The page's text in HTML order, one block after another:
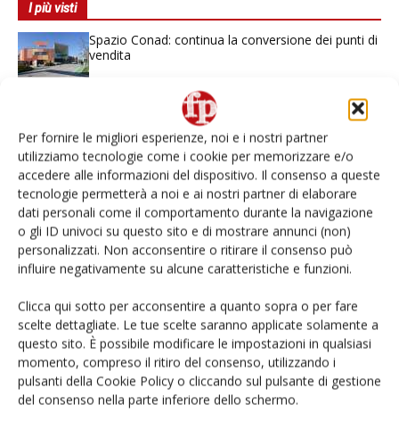
Per fornire le migliori esperienze, noi e i nostri partner
utilizziamo tecnologie come i cookie per memorizzare e/o
accedere alle informazioni del dispositivo. Il consenso a queste
tecnologie permetterà a noi e ai nostri partner di elaborare
dati personali come il comportamento durante la navigazione
o gli ID univoci su questo sito e di mostrare annunci (non)
personalizzati. Non acconsentire o ritirare il consenso può
influire negativamente su alcune caratteristiche e funzioni.
Clicca qui sotto per acconsentire a quanto sopra o per fare
scelte dettagliate. Le tue scelte saranno applicate solamente a
questo sito. È possibile modificare le impostazioni in qualsiasi
momento, compreso il ritiro del consenso, utilizzando i
pulsanti della Cookie Policy o cliccando sul pulsante di gestione
del consenso nella parte inferiore dello schermo.
I più visti
Spazio Conad: continua la conversione dei punti di
vendita
Non è una susina: è Metis… e può rivoluzionare la
L’ortofrutta di Extra Supermercati tra localismo e
Ai #Repartofresh
Andamento prezzi ortofrutta in Italia al 27 luglio
2026
Leonardo Odorizzi: “Dobbiamo creare stupore nel
punto di vendita” #vocidellortofrutta